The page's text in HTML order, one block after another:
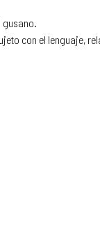
gusano.
con el lenguaje,